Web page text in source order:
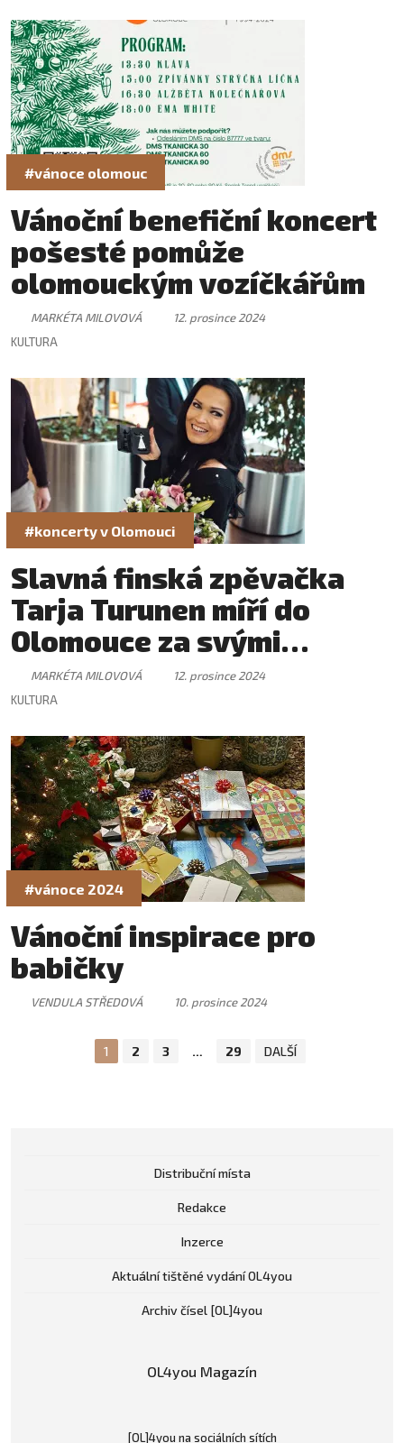
#vánoce olomouc
Vánoční benefiční koncert
pošesté pomůže
olomouckým vozíčkářům
MARKÉTA MILOVOVÁ
12. prosince 2024
KULTURA
#koncerty v Olomouci
Slavná finská zpěvačka
Tarja Turunen míří do
Olomouce za svými
fanoušky
MARKÉTA MILOVOVÁ
12. prosince 2024
KULTURA
#vánoce 2024
Vánoční inspirace pro
babičky
VENDULA STŘEDOVÁ 10. prosince 2024
1 2 3 … 29 DALŠÍ
Distribuční místa
Redakce
Inzerce
Aktuální tištěné vydání OL4you
Archiv čísel [OL]4you
OL4you Magazín
[OL]4you na sociálních sítích